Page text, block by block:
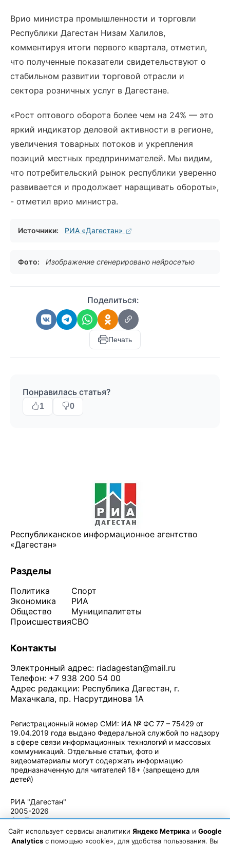
Врио министра промышленности и торговли
Республики Дагестан Низам Халилов,
комментируя итоги первого квартала, отметил,
что полученные показатели свидетельствуют о
стабильном развитии торговой отрасли и
сектора розничных услуг в Дагестане.
«Рост оптового оборота более чем на 24% — это
яркий индикатор деловой активности в регионе,
увеличения товарных потоков и укрепления
позиций местных предпринимателей. Мы видим,
что потребительский рынок республики уверенно
развивается и продолжает наращивать обороты»,
- отметил врио министра.
Источники: РИА «Дагестан»
Фото: Изображение сгенерировано нейросетью
Поделиться:
Печать
Понравилась статья?
1 0
Республиканское информационное агентство
«Дагестан»
Разделы
Политика
Экономика
Общество
Происшествия
Спорт
РИА
Муниципалитеты
СВО
Контакты
Электронный адрес: riadagestan@mail.ru
Телефон: +7 938 200 54 00
Адрес редакции: Республика Дагестан, г.
Махачкала, пр. Насрутдинова 1А
Регистрационный номер СМИ: ИА № ФС 77 – 75429 от
19.04.2019 года выдано Федеральной службой по надзору
в сфере связи информационных технологий и массовых
коммуникаций. Отдельные статьи, фото и
видеоматериалы могут содержать информацию
предназначенную для читателей 18+ (запрещено для
детей)
РИА "Дагестан"
2005-2026
© - Правила
использования
материалов.
Сайт использует сервисы аналитики Яндекс Метрика и Google
Analytics с помощью «cookie», для удобства пользования. Вы